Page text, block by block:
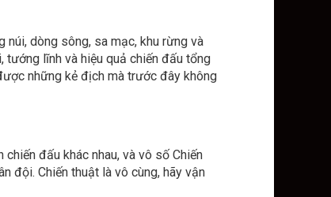
núi, dòng sông, sa mạc, khu rừng và
tướng lĩnh và hiệu quả chiến đấu tổng
những kẻ địch mà trước đây không
đấu khác nhau, và vô số Chiến
đội. Chiến thuật là vô cùng, hãy vận